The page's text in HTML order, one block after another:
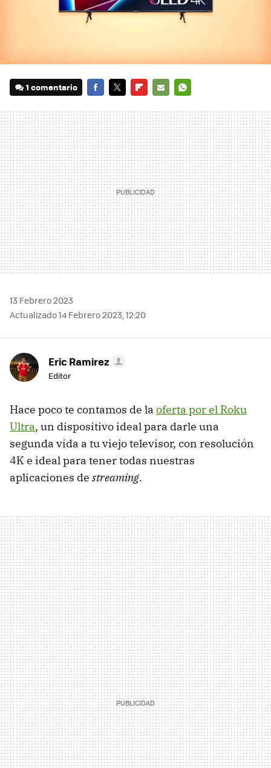
1 comentario
MAIL
13 Febrero 2023
Actualizado 14 Febrero 2023, 12:20
Eric Ramirez
Editor
Hace poco te contamos de la oferta por el Roku
Ultra, un dispositivo ideal para darle una
segunda vida a tu viejo televisor, con resolución
4K e ideal para tener todas nuestras
aplicaciones de streaming.